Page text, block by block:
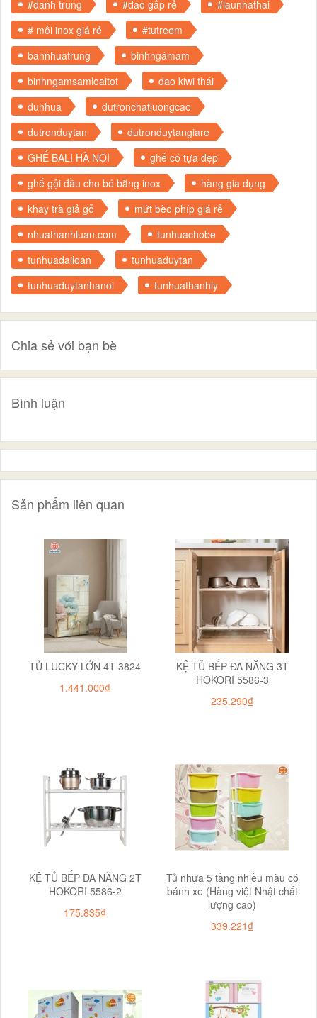
#danh trung #dao gấp rẻ
#launhathai
# môi inox giá rẻ
#tutreem
bannhuatrung
binhngámam
binhngamsamloaitot
dao kiwi thái
dunhua
dutronchatluongcao
dutronduytan
dutronduytangiare
GHẾ BALI HÀ NỘI
ghế có tựa đẹp
ghế gội đầu cho bé bằng inox
hàng gia dụng
khay trà giả gỗ
mứt bèo phíp giá rẻ
nhuathanhluan.com
tunhuachobe
tunhuadailoan
tunhuaduytan
tunhuaduytanhanoi
tunhuathanhly
Chia sẻ với bạn bè
Bình luận
Sản phẩm liên quan
TỦ LUCKY LỚN 4T 3824
1.441.000₫
KỆ TỦ BẾP ĐA NĂNG 3T
HOKORI 5586-3
235.290₫
KỆ TỦ BẾP ĐA NĂNG 2T
HOKORI 5586-2
175.835₫
Tủ nhựa 5 tầng nhiều màu có
bánh xe (Hàng việt Nhật chất
lượng cao)
339.221₫